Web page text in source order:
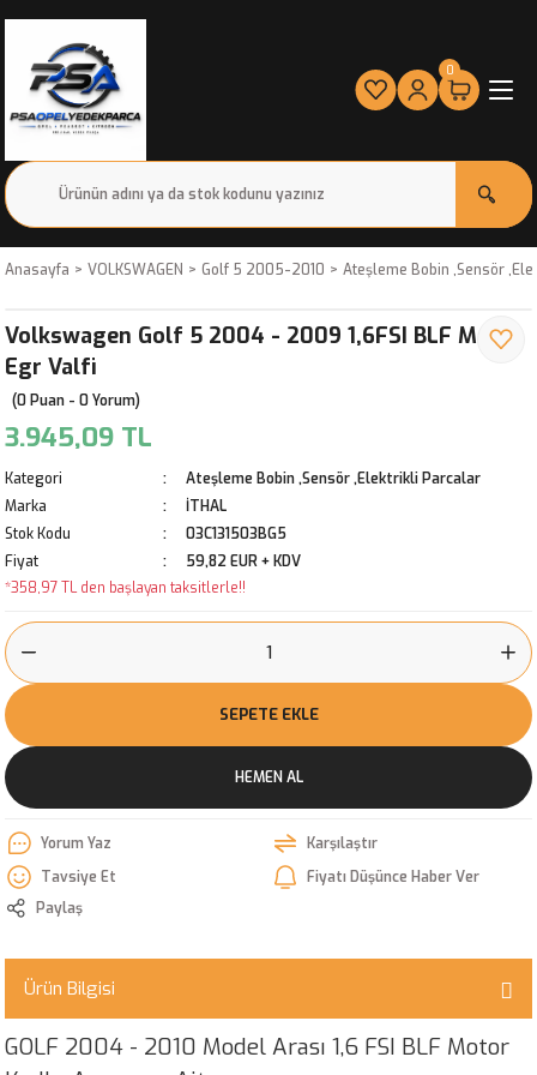
0
Anasayfa VOLKSWAGEN Golf 5 2005-2010 Ateşleme Bobin ,Sensör
Volkswagen Golf 5 2004 - 2009 1,6FSI BLF Motor
Egr Valfi
(0 Puan - 0 Yorum)
3.945,09 TL
Kategori
Ateşleme Bobin ,Sensör ,Elektrikli Parcalar
Marka
İTHAL
Stok Kodu
03C131503BG5
Fiyat
59,82 EUR + KDV
*358,97 TL den başlayan taksitlerle!!
SEPETE EKLE
HEMEN AL
Yorum Yaz
Karşılaştır
Tavsiye Et
Fiyatı Düşünce Haber Ver
Paylaş
Ürün Bilgisi
GOLF 2004 - 2010 Model Arası 1,6 FSI BLF Motor